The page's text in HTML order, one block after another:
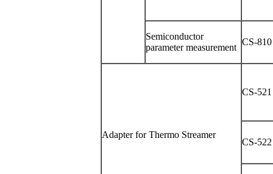
Semiconductor
parameter measurement
CS-810
Adapter for Thermo Streamer
CS-521
CS-522